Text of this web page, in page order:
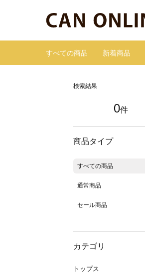
すべての商品 新着商品
検索結果
0件
商品タイプ
すべての商品
通常商品
セール商品
カテゴリ
トップス